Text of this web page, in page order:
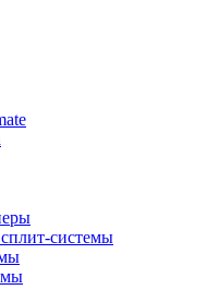
системы